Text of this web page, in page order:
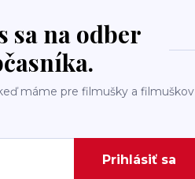
sa na odber
máme pre filmušky a filmuškov
Prihlásiť sa